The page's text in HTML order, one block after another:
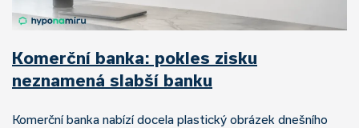
Komerční banka: pokles zisku
neznamená slabší banku
Komerční banka nabízí docela plastický obrázek dnešního